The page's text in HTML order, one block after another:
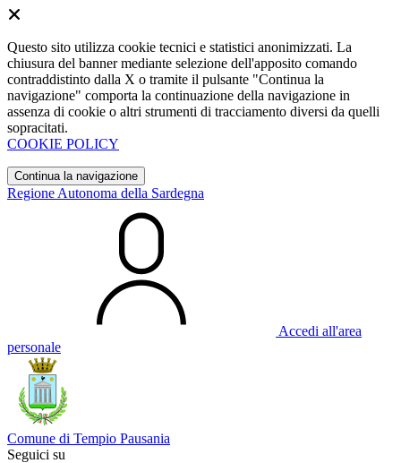
Questo sito utilizza cookie tecnici e statistici anonimizzati. La
chiusura del banner mediante selezione dell'apposito comando
contraddistinto dalla X o tramite il pulsante "Continua la
navigazione" comporta la continuazione della navigazione in
assenza di cookie o altri strumenti di tracciamento diversi da quelli
sopracitati.
COOKIE POLICY
Continua la navigazione
Regione Autonoma della Sardegna
Accedi all'area
personale
Comune di Tempio Pausania
Seguici su